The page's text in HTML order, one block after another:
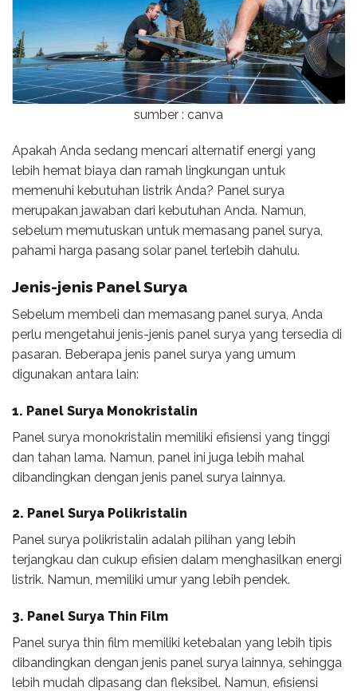
sumber : canva
Apakah Anda sedang mencari alternatif energi yang
lebih hemat biaya dan ramah lingkungan untuk
memenuhi kebutuhan listrik Anda? Panel surya
merupakan jawaban dari kebutuhan Anda. Namun,
sebelum memutuskan untuk memasang panel surya,
pahami harga pasang solar panel terlebih dahulu.
Jenis-jenis Panel Surya
Sebelum membeli dan memasang panel surya, Anda
perlu mengetahui jenis-jenis panel surya yang tersedia di
pasaran. Beberapa jenis panel surya yang umum
digunakan antara lain:
1. Panel Surya Monokristalin
Panel surya monokristalin memiliki efisiensi yang tinggi
dan tahan lama. Namun, panel ini juga lebih mahal
dibandingkan dengan jenis panel surya lainnya.
2. Panel Surya Polikristalin
Panel surya polikristalin adalah pilihan yang lebih
terjangkau dan cukup efisien dalam menghasilkan energi
listrik. Namun, memiliki umur yang lebih pendek.
3. Panel Surya Thin Film
Panel surya thin film memiliki ketebalan yang lebih tipis
dibandingkan dengan jenis panel surya lainnya, sehingga
lebih mudah dipasang dan fleksibel. Namun, efisiensi